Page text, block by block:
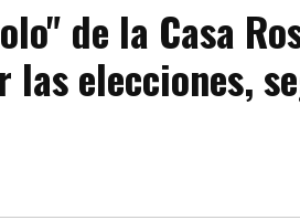
de la Casa
las elecciones,